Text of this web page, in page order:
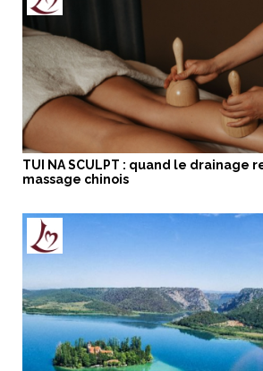
TUI NA SCULPT : quand le drainage
massage chinois